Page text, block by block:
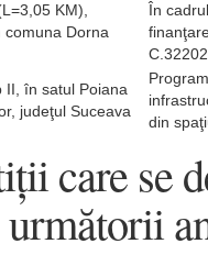
KM),
Dorna
În
II, în satul Poiana
judeţul Suceava
din
care se